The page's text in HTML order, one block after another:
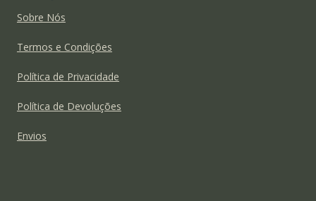
Sobre Nós
Termos e Condições
Política de Privacidade
Política de Devoluções
Envios